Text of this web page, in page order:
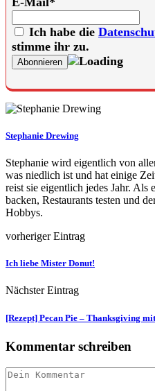
Ich habe die
stimme ihr zu.
Stephanie Drewing
Stephanie wird eigentlich von
was niedlich ist und hat einige
reist sie eigentlich jedes Jahr. Als
backen, Restaurants testen und
Hobbys.
vorheriger Eintrag
Ich liebe Mister Donut!
Nächster Eintrag
[Rezept] Pecan Pie – Thanksgiving
Kommentar schreiben